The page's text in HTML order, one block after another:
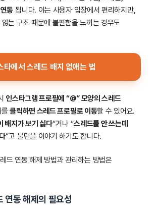
동 됩니다. 이는 사용자 입장에서 편리하지만,
는 구조 때문에 불편함을 느끼는 경우도
타에서 스레드 배지 없애는 법
인스타그램 프로필에 “@” 모양의 스레드
를클릭하면 스레드 프로필로 이동할 수 있어요.
배지가 보기 싫다“거나 “스레드를 안 쓰는데
“고 불만을 이야기 하기도 합니다.
드 연동 해제 방법과 관리하는 방법은
연동 해제의 필요성